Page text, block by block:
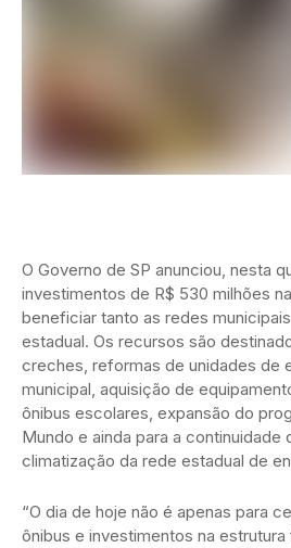
O Governo de SP anunciou, nesta
investimentos de R$ 530 milhões
beneficiar tanto as redes
estadual. Os recursos são
creches, reformas de unidades de
municipal, aquisição de
ônibus escolares, expansão do
Mundo e ainda para a continuidade
climatização da rede estadual de
“O dia de hoje não é apenas para
ônibus e investimentos na